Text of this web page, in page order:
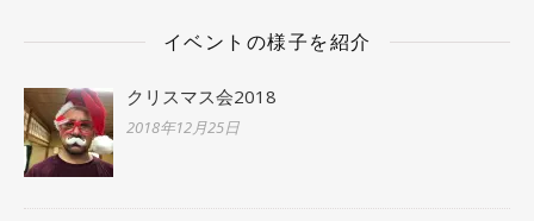
イベントの様子を紹介
クリスマス会2018
2018年12月25日